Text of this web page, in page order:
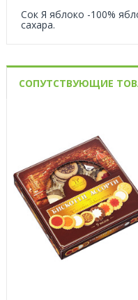
Сок Я яблоко -100%
сахара.
СОПУТСТВУЮЩИЕ